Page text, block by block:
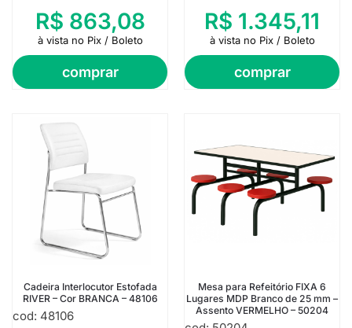
comprar
R$ 863,08
à vista no Pix / Boleto
comprar
R$ 1.345,11
à vista no Pix / Boleto
Cadeira Interlocutor Estofada
RIVER – Cor BRANCA – 48106
cod: 48106
Mesa para Refeitório FIXA 6
Lugares MDP Branco de 25 mm –
Assento VERMELHO – 50204